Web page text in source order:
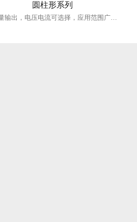
圆柱形系列
模拟量输出，电压电流可选择，应用范围广泛。